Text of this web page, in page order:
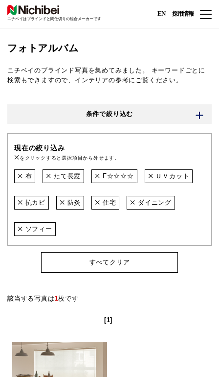
ニチベイはブラインドと間仕切りの総合メーカーです
EN 採用情報
フォトアルバム
ニチベイのブラインド写真を集めてみました。
キーワードごとに
検索もできますので、インテリアの参考にご覧ください。
条件で絞り込む
現在の絞り込み
をクリックすると選択項目から外せます。
布 たて長窓 F☆☆☆☆ ＵＶカット
抗カビ 防炎 住宅 ダイニング
ソフィー
すべてクリア
該当する写真は1枚です
[1]